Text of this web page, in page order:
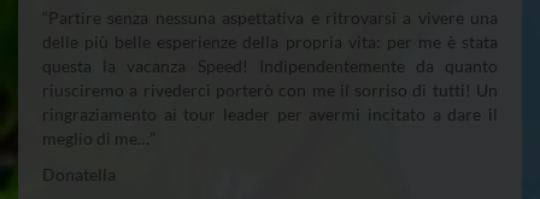
“Partire senza nessuna aspettativa e ritrovarsi a vivere una
delle più belle esperienze della propria vita: per me è stata
questa la vacanza Speed! Indipendentemente da quanto
riusciremo a rivederci porterò con me il sorriso di tutti! Un
ringraziamento ai tour leader per avermi incitato a dare il
meglio di me…”
Donatella